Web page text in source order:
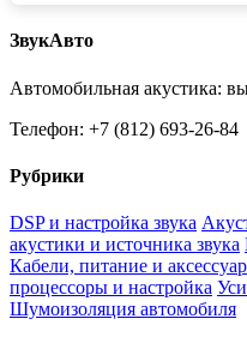
ЗвукАвто
Автомобильная акустика:
Телефон: +7 (812) 693-26-84
Рубрики
DSP и настройка звука
акустики и источника звука
Кабели, питание и
процессоры и настройка
Шумоизоляция автомобиля